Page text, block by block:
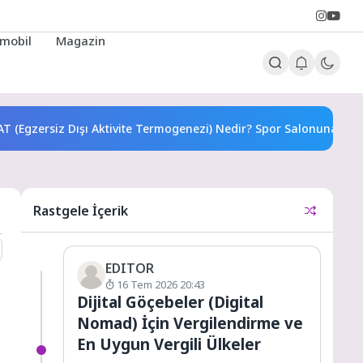
Magazin
(Egzersiz Dışı Aktivite Termogenezi) Nedir? Spor Salonuna
Rastgele İçerik
EDITOR
16 Tem 2026 20:43
Dijital Göçebeler (Digital
Nomad) İçin Vergilendirme ve
En Uygun Vergili Ülkeler